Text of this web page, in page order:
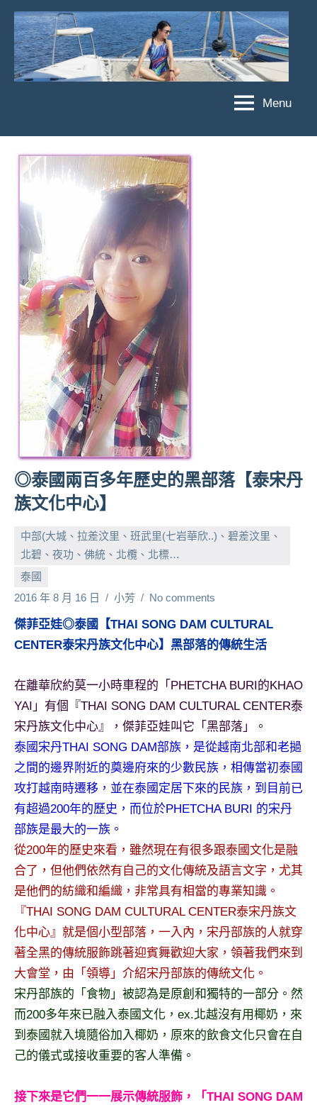
Skip
content
菲
亞
JEFFIA
FANG
團、
旅
遊、
達
人
遊
節
賓、
News
金
號
節
目
底、
外
景
主
持、
吳
哥
泰
國
旅
遊
書
者、
各
發
表
會
活
動
主
持、
學
校
業
Menu
◎泰國兩百多年歷史的黑部落【泰宋丹
族文化中心】
中部(大城、拉差汶里、班武里(七岩華欣..)、碧差汶里、
北碧、夜功、佛統、北欖、北標…
泰國
2016 年 8 月 16 日
小芳 No comments
傑菲亞娃◎泰國【THAI SONG DAM CULTURAL
CENTER泰宋丹族文化中心】黑部落的傳統生活
在離華欣約莫一小時車程的「PHETCHA BURI的KHAO
YAI」有個『THAI SONG DAM CULTURAL CENTER泰
宋丹族文化中心』，傑菲亞娃叫它「黑部落」。
泰國宋丹THAI SONG DAM部族，是從越南北部和老撾
之間的邊界附近的奠邊府來的少數民族，相傳當初泰國
攻打越南時遷移，並在泰國定居下來的民族，到目前已
有超過200年的歷史，而位於PHETCHA BURI 的宋丹
部族是最大的一族。
從200年的歷史來看，雖然現在有很多跟泰國文化是融
合了，但他們依然有自己的文化傳統及語言文字，尤其
是他們的紡織和編織，非常具有相當的專業知識。
『THAI SONG DAM CULTURAL CENTER泰宋丹族文
化中心』就是個小型部落，一入內，宋丹部族的人就穿
著全黑的傳統服飾跳著迎賓舞歡迎大家，領著我們來到
大會堂，由「領導」介紹宋丹部族的傳統文化。
宋丹部族的「食物」被認為是原創和獨特的一部分。然
而200多年來已融入泰國文化，ex.北越沒有用椰奶，來
到泰國就入境隨俗加入椰奶，原來的飲食文化只會在自
己的儀式或接收重要的客人準備。
接下來是它們一一展示傳統服飾，「THAI SONG DAM